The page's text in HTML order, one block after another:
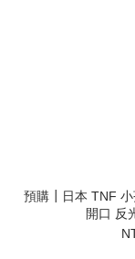
預購┃日本 TNF 小
開口 反